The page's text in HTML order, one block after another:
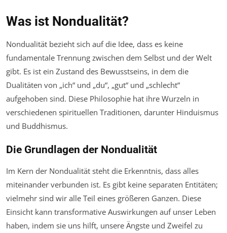
Was ist Nondualität?
Nondualität bezieht sich auf die Idee, dass es keine
fundamentale Trennung zwischen dem Selbst und der Welt
gibt. Es ist ein Zustand des Bewusstseins, in dem die
Dualitäten von „ich“ und „du“, „gut“ und „schlecht“
aufgehoben sind. Diese Philosophie hat ihre Wurzeln in
verschiedenen spirituellen Traditionen, darunter Hinduismus
und Buddhismus.
Die Grundlagen der Nondualität
Im Kern der Nondualität steht die Erkenntnis, dass alles
miteinander verbunden ist. Es gibt keine separaten Entitäten;
vielmehr sind wir alle Teil eines größeren Ganzen. Diese
Einsicht kann transformative Auswirkungen auf unser Leben
haben, indem sie uns hilft, unsere Ängste und Zweifel zu